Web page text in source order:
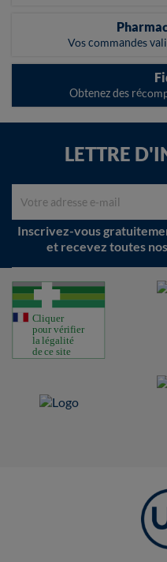
Vos commandes
Obtenez des
LETTRE
Inscrivez-vous
et recevez toutes